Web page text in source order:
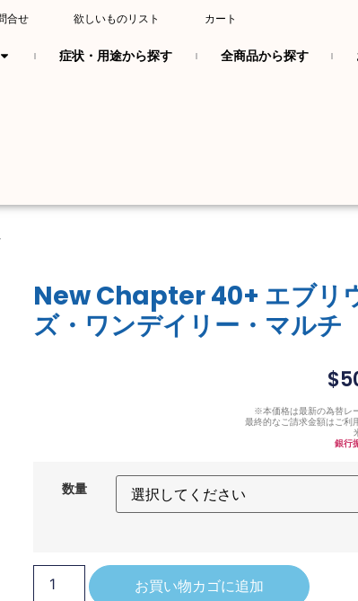
合せ 欲しいものリスト カート
症状・用途から探す 全商品から探す
New Chapter 40+ エブリ
ズ・ワンデイリー・マルチ
$
※本価格は最新の為替レ
最終的なご請求金額はご利
銀行
数量
お買い物カゴに追加